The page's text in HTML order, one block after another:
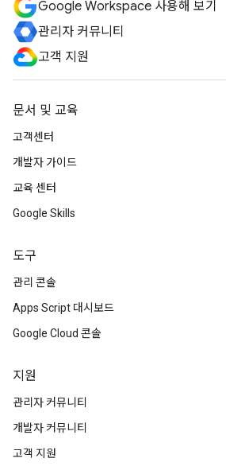
Google Workspace 사용해 보기
관리자 커뮤니티
고객 지원
문서 및 교육
고객센터
개발자 가이드
교육 센터
Google Skills
도구
관리 콘솔
Apps Script 대시보드
Google Cloud 콘솔
지원
관리자 커뮤니티
개발자 커뮤니티
고객 지원